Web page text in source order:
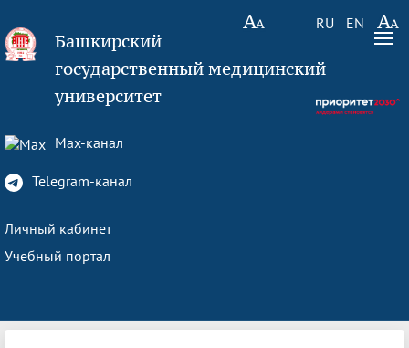
RU EN
Башкирский
государственный медицинский
университет
Max-канал
Telegram-канал
Личный кабинет
Учебный портал